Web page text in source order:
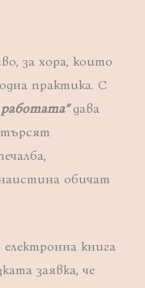
за хора, които
практика. С
работата” дава
търсят
обичат
книга
заявка, че